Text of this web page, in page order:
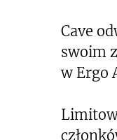
Cave
swoim
w Ergo